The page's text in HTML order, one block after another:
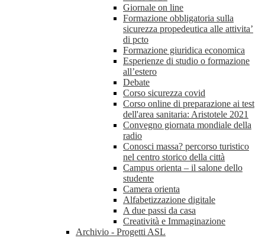
Giornale on line
Formazione obbligatoria sulla
sicurezza propedeutica alle attivita’
di pcto
Formazione giuridica economica
Esperienze di studio o formazione
all’estero
Debate
Corso sicurezza covid
Corso online di preparazione ai test
dell'area sanitaria: Aristotele 2021
Convegno giornata mondiale della
radio
Conosci massa? percorso turistico
nel centro storico della città
Campus orienta – il salone dello
studente
Camera orienta
Alfabetizzazione digitale
A due passi da casa
Creatività e Immaginazione
Archivio - Progetti ASL